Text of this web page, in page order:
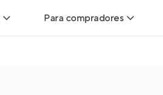
Para compradores